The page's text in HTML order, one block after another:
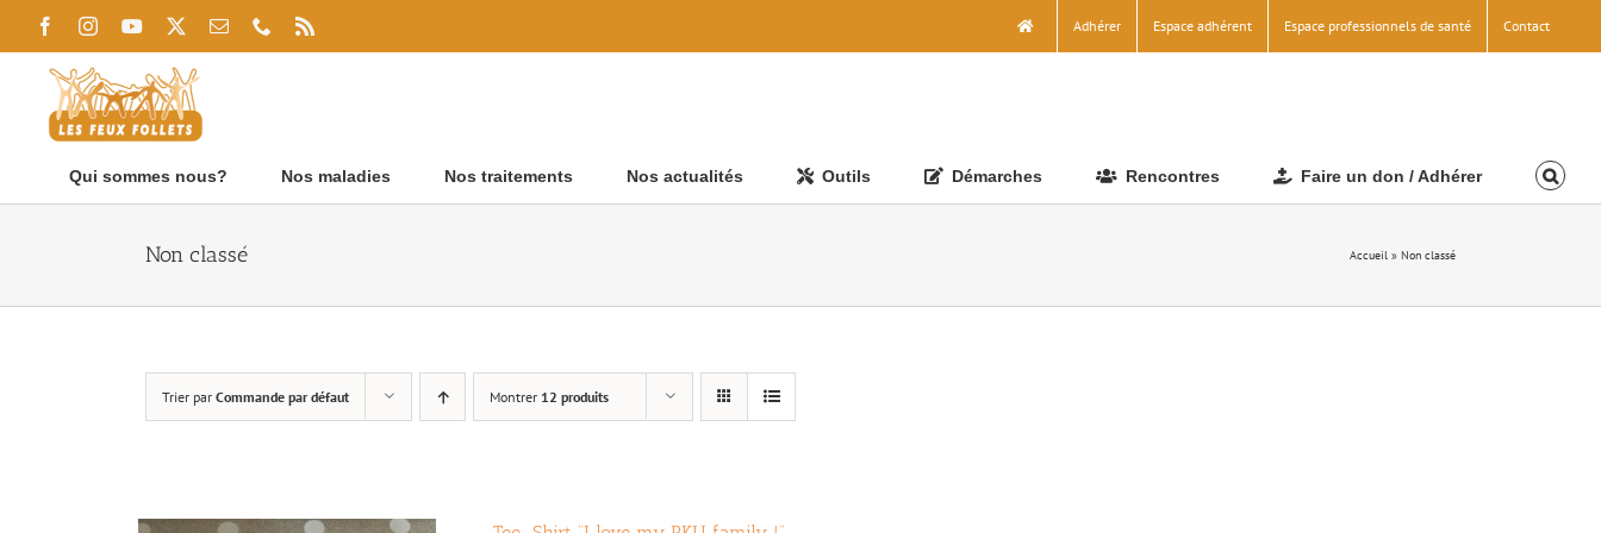
contenu
FacebookInstagramYouTube Email Téléphone Adhérer Espace adhérent Espace professionnels de santé Contact
Qui sommes nous? Nos maladies Nos traitements Nos actualités Outils Démarches Rencontres Faire un don / Adhérer
Non classé Accueil » Non classé
Trier par Commande par défaut Montrer 12 produits